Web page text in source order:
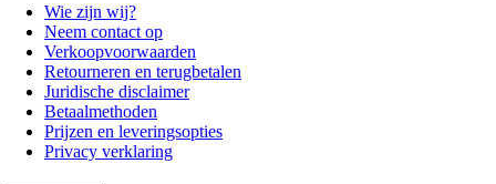
Wie zijn wij?
Neem contact op
Verkoopvoorwaarden
Retourneren en terugbetalen
Juridische disclaimer
Betaalmethoden
Prijzen en leveringsopties
Privacy verklaring